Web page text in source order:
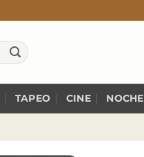
TAPEO CINE NOCHE